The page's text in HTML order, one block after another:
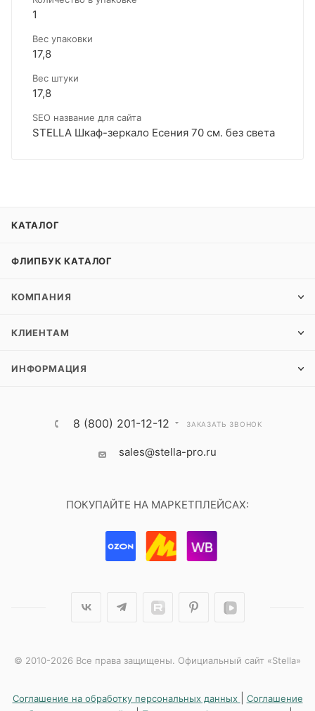
1
Вес упаковки
17,8
Вес штуки
17,8
SEO название для сайта
STELLA Шкаф-зеркало Есения 70 см. без света
КАТАЛОГ
ФЛИПБУК КАТАЛОГ
КОМПАНИЯ
КЛИЕНТАМ
ИНФОРМАЦИЯ
8 (800) 201-12-12 ЗАКАЗАТЬ ЗВОНОК
sales@stella-pro.ru
ПОКУПАЙТЕ НА МАРКЕТПЛЕЙСАХ:
© 2010-2026 Все права защищены. Официальный сайт «Stella»
Соглашение на обработку персональных данных
Соглашение